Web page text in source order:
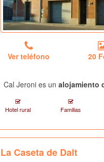
Ver teléfono 20
Cal Jeroni es unalojamiento
Hotel rural Familias
La Caseta de Dalt